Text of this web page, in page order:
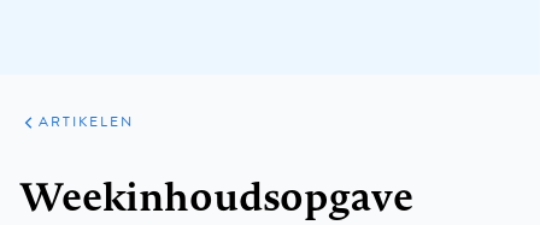
ARTIKELEN
Weekinhoudsopgave